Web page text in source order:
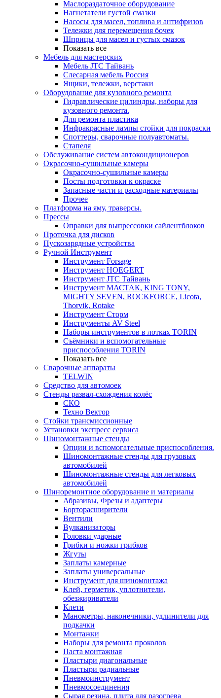
Маслораздаточное оборудование
Нагнетатели густой смазки
Насосы для масел, топлива и антифризов
Тележки для перемещения бочек
Шприцы для масел и густых смазок
Показать все
Мебель для мастерских
Мебель JTC Тайвань
Слесарная мебель Россия
Ящики, тележки, верстаки
Оборудование для кузовного ремонта
Гидравлические цилиндры, наборы для
кузовного ремонта.
Для ремонта пластика
Инфракрасные лампы стойки для покраски
Споттеры, сварочные полуавтоматы.
Стапеля
Обслуживание систем автокондиционеров
Окрасочно-сушильные камеры
Окрасочно-сушильные камеры
Посты подготовки к окраске
Запасные части и расходные материалы
Прочее
Платформа на яму, траверсы.
Прессы
Оправки для выпрессовки сайлентблоков
Проточка для дисков
Пускозарядные устройства
Ручной Инструмент
Инструмент Forsage
Инструмент HOEGERT
Инструмент JTC Тайвань
Инструмент МАСТАК, KING TONY,
MIGHTY SEVEN, ROCKFORCE, Licota,
Thorvik, Rotake
Инструмент Сторм
Инструменты AV Steel
Наборы инструментов в лотках TORIN
Съёмники и вспомогательные
приспособления TORIN
Показать все
Сварочные аппараты
TELWIN
Средство для автомоек
Стенды развал-схождения колёс
СКО
Техно Вектор
Стойки трансмиссионные
Установки экспресс сервиса
Шиномонтажные стенды
Опции и вспомогательные приспособления.
Шиномонтажные стенды для грузовых
автомобилей
Шиномонтажные стенды для легковых
автомобилей
Шиноремонтное оборудование и материалы
Абразивы, Фрезы и адаптеры
Борторасширители
Вентили
Вулканизаторы
Головки ударные
Грибки и ножки грибков
Жгуты
Заплаты камерные
Заплаты универсальные
Инструмент для шиномонтажа
Клей, герметик, уплотнители,
обезжириватели
Клети
Манометры, наконечники, удлинители для
подкачки
Монтажки
Наборы для ремонта проколов
Паста монтажная
Пластыри диагональные
Пластыри радиальные
Пневмоинструмент
Пневмосоединения
Сырая резина, плита для разогрева